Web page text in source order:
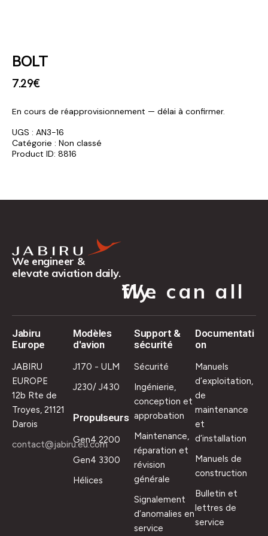
BOLT
7.29€
En cours de réapprovisionnement — délai à confirmer.
UGS : AN3-16
Catégorie : Non classé
Product ID: 8816
We engineer &
elevate aviation daily.
We can all fly.
Jabiru
Europe
JABIRU
EUROPE
12b Rte de
Troyes, 21121
Darois
contact@jabiru.eu.com
Modèles
d'avion
J170 - ULM
J230/ J430
Propulseurs
Gen4 2200
Gen4 3300
Hélices
Support &
sécurité
Sécurité
Ingénierie,
conception et
approbation
Maintenance,
réparation et
révision
générale
Signalement
d’anomalies en
service
Documentati
on
Manuels
d’exploitation,
de
maintenance
et
d’installation
Manuels de
construction
Bulletin et
lettres de
service